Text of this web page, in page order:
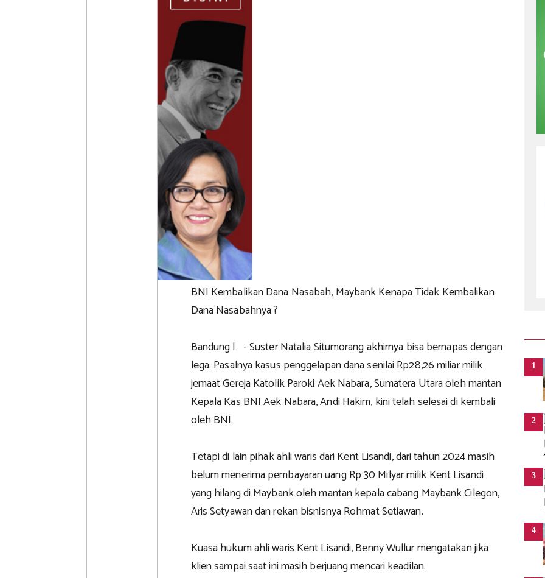
BNI Kembalikan Dana Nasabah, Maybank Kenapa Tidak Kembalikan
Dana Nasabahnya ?
Bandung | - Suster Natalia Situmorang akhirnya bisa bernapas dengan
lega. Pasalnya kasus penggelapan dana senilai Rp28,26 miliar milik
jemaat Gereja Katolik Paroki Aek Nabara, Sumatera Utara oleh mantan
Kepala Kas BNI Aek Nabara, Andi Hakim, kini telah selesai di kembali
oleh BNI.
Tetapi di lain pihak ahli waris dari Kent Lisandi, dari tahun 2024 masih
belum menerima pembayaran uang Rp 30 Milyar milik Kent Lisandi
yang hilang di Maybank oleh mantan kepala cabang Maybank Cilegon,
Aris Setyawan dan rekan bisnisnya Rohmat Setiawan.
Kuasa hukum ahli waris Kent Lisandi, Benny Wullur mengatakan jika
klien sampai saat ini masih berjuang mencari keadilan.
1
2
3
4